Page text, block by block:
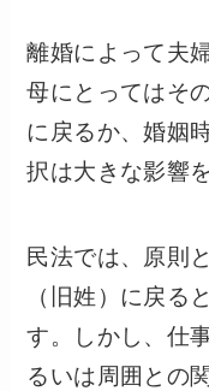
離婚によって夫
母にとってはそ
に戻るか、婚姻
択は大きな影響
民法では、原則
（旧姓）に戻る
す。しかし、仕
るいは周囲との